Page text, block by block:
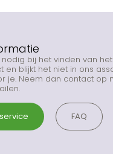
bij het vinden van
en blijkt het niet in ons
je. Neem dan contact op
FAQ